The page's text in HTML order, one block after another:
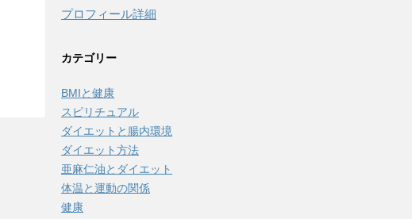
プロフィール詳細
カテゴリー
BMIと健康
スピリチュアル
ダイエットと腸内環境
ダイエット方法
亜麻仁油とダイエット
体温と運動の関係
健康